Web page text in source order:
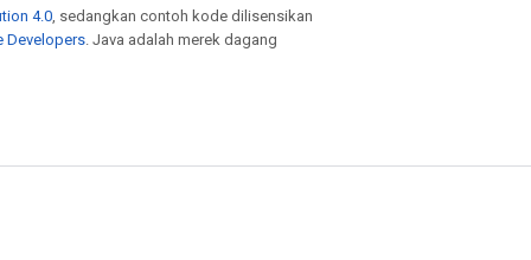
4.0 , sedangkan contoh kode dilisensikan
Developers . Java adalah merek dagang